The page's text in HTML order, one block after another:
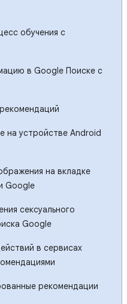
обучения с
в Google Поиске с
на устройстве Android
на вкладке
Google
сексуального
Google
в сервисах
рекомендации